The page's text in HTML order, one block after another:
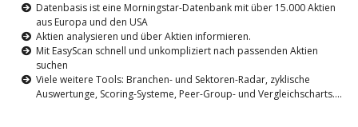
Datenbasis ist eine Morningstar-Datenbank mit über 15.000 Aktien
aus Europa und den USA
Aktien analysieren und über Aktien informieren.
Mit EasyScan schnell und unkompliziert nach passenden Aktien
suchen
Viele weitere Tools: Branchen- und Sektoren-Radar, zyklische
Auswertunge, Scoring-Systeme, Peer-Group- und Vergleichscharts....